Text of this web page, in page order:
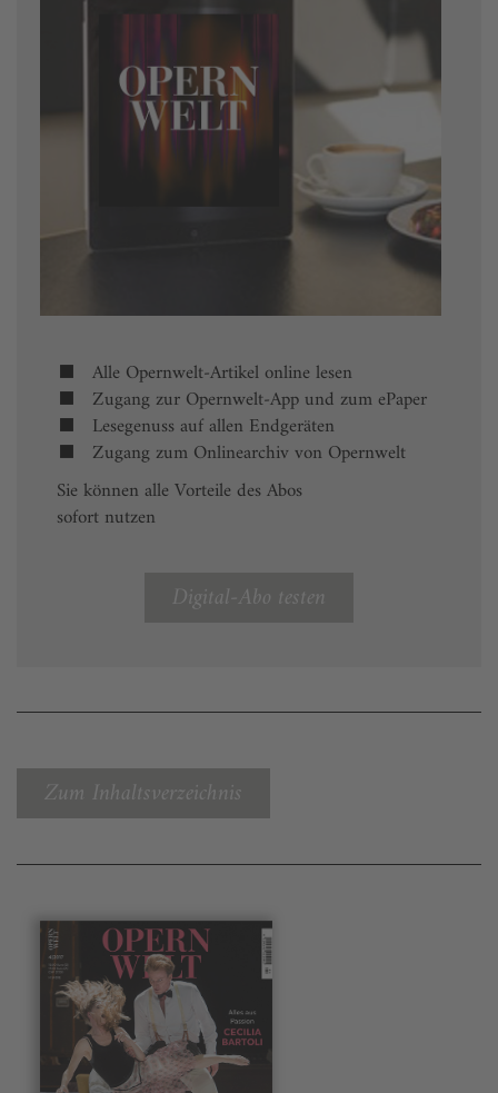
Alle Opernwelt-Artikel online lesen
Zugang zur Opernwelt-App und zum ePaper
Lesegenuss auf allen Endgeräten
Zugang zum Onlinearchiv von Opernwelt
Sie können alle Vorteile des Abos
sofort nutzen
Digital-Abo testen
Zum Inhaltsverzeichnis